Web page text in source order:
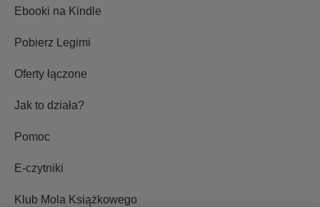
Ebooki na Kindle
Pobierz Legimi
Oferty łączone
Jak to działa?
Pomoc
E-czytniki
Klub Mola Książkowego